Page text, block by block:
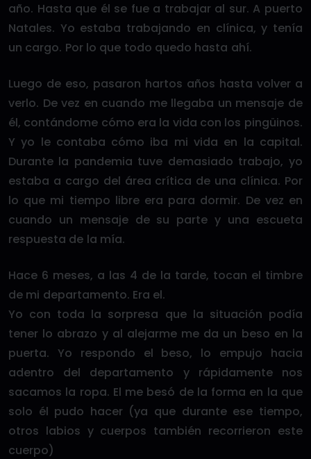
año. Hasta que él se fue a trabajar al sur. A puerto
Natales. Yo estaba trabajando en clínica, y tenía
un cargo. Por lo que todo quedo hasta ahí.
Luego de eso, pasaron hartos años hasta volver a
verlo. De vez en cuando me llegaba un mensaje de
él, contándome cómo era la vida con los pingüinos.
Y yo le contaba cómo iba mi vida en la capital.
Durante la pandemia tuve demasiado trabajo, yo
estaba a cargo del área crítica de una clínica. Por
lo que mi tiempo libre era para dormir. De vez en
cuando un mensaje de su parte y una escueta
respuesta de la mía.
Hace 6 meses, a las 4 de la tarde, tocan el timbre
de mi departamento. Era el.
Yo con toda la sorpresa que la situación podía
tener lo abrazo y al alejarme me da un beso en la
puerta. Yo respondo el beso, lo empujo hacia
adentro del departamento y rápidamente nos
sacamos la ropa. El me besó de la forma en la que
solo él pudo hacer (ya que durante ese tiempo,
otros labios y cuerpos también recorrieron este
cuerpo)